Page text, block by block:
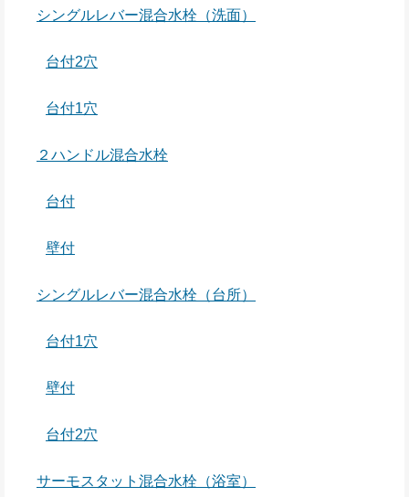
シングルレバー混合水栓（洗面）
台付2穴
台付1穴
２ハンドル混合水栓
台付
壁付
シングルレバー混合水栓（台所）
台付1穴
壁付
台付2穴
サーモスタット混合水栓（浴室）